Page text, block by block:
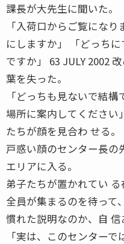
課長が大先生に聞いた。
「入荷口からご覧にな
にしますか」 「どっち
ですか」 63 JULY 2002
葉を失った。
「どっちも見ないで結
場所に案内してください
たちが顔を見合わ せる。
戸惑い顔のセンター長の
エリアに入る。
弟子たちが置かれてい る
全員が集まるのを待って
慣れた説明なのか、自 信
「実は、このセンター